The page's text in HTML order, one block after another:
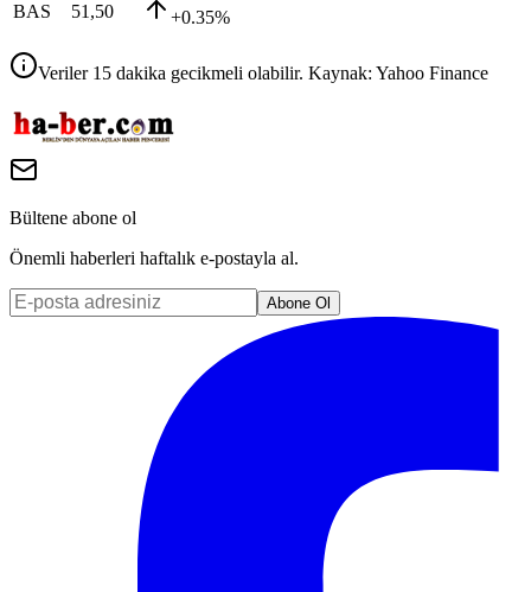
BAS
51,50 +0.35%
Veriler 15 dakika gecikmeli olabilir. Kaynak: Yahoo Finance
Bültene abone ol
Önemli haberleri haftalık e-postayla al.
Abone Ol